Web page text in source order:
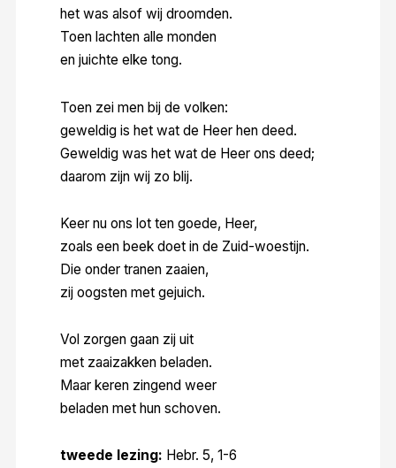
het was alsof wij droomden.
Toen lachten alle monden
en juichte elke tong.
Toen zei men bij de volken:
geweldig is het wat de Heer hen deed.
Geweldig was het wat de Heer ons deed;
daarom zijn wij zo blij.
Keer nu ons lot ten goede, Heer,
zoals een beek doet in de Zuid-woestijn.
Die onder tranen zaaien,
zij oogsten met gejuich.
Vol zorgen gaan zij uit
met zaaizakken beladen.
Maar keren zingend weer
beladen met hun schoven.
tweede lezing: Hebr. 5, 1-6